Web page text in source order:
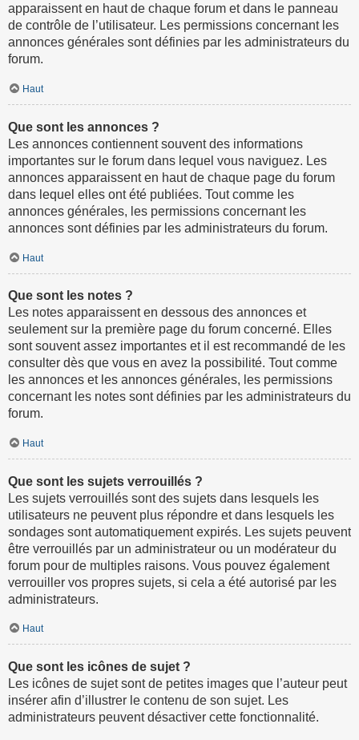
apparaissent en haut de chaque forum et dans le panneau
de contrôle de l’utilisateur. Les permissions concernant les
annonces générales sont définies par les administrateurs du
forum.
Haut
Que sont les annonces ?
Les annonces contiennent souvent des informations
importantes sur le forum dans lequel vous naviguez. Les
annonces apparaissent en haut de chaque page du forum
dans lequel elles ont été publiées. Tout comme les
annonces générales, les permissions concernant les
annonces sont définies par les administrateurs du forum.
Haut
Que sont les notes ?
Les notes apparaissent en dessous des annonces et
seulement sur la première page du forum concerné. Elles
sont souvent assez importantes et il est recommandé de les
consulter dès que vous en avez la possibilité. Tout comme
les annonces et les annonces générales, les permissions
concernant les notes sont définies par les administrateurs du
forum.
Haut
Que sont les sujets verrouillés ?
Les sujets verrouillés sont des sujets dans lesquels les
utilisateurs ne peuvent plus répondre et dans lesquels les
sondages sont automatiquement expirés. Les sujets peuvent
être verrouillés par un administrateur ou un modérateur du
forum pour de multiples raisons. Vous pouvez également
verrouiller vos propres sujets, si cela a été autorisé par les
administrateurs.
Haut
Que sont les icônes de sujet ?
Les icônes de sujet sont de petites images que l’auteur peut
insérer afin d’illustrer le contenu de son sujet. Les
administrateurs peuvent désactiver cette fonctionnalité.